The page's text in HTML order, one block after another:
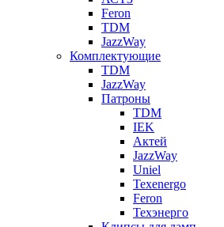
Feron
TDM
JazzWay
Комплектующие
TDM
JazzWay
Патроны
TDM
IEK
Актей
JazzWay
Uniel
Texenergo
Feron
Техэнерго